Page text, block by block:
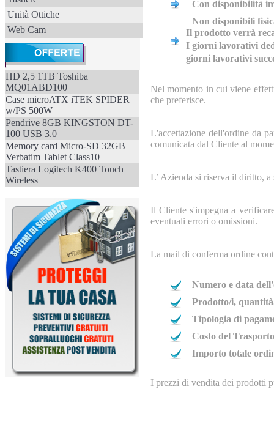
Unità Ottiche
Web Cam
HD 2,5 1TB Toshiba
MQ01ABD100
Case microATX iTEK SPIDER
w/PS 500W
Pendrive 8GB KINGSTON DT-
100 USB 3.0
Memory card Micro-SD 32GB
Verbatim Tablet Class10
Tastiera Logitech K400 Touch
Wireless
Con disponibilità
Non disponibili
Il prodotto verrà
I giorni lavorativi
giorni lavorativi
Nel momento in cui viene
che preferisce.
L'accettazione dell'ordine da
comunicata dal Cliente al
L’ Azienda si riserva il diritto,
Il Cliente s'impegna a
eventuali errori o omissioni.
La mail di conferma ordine
Numero e data
Prodotto/i,
Tipologia di
Costo del Trasporto
Importo totale
I prezzi di vendita dei prodotti